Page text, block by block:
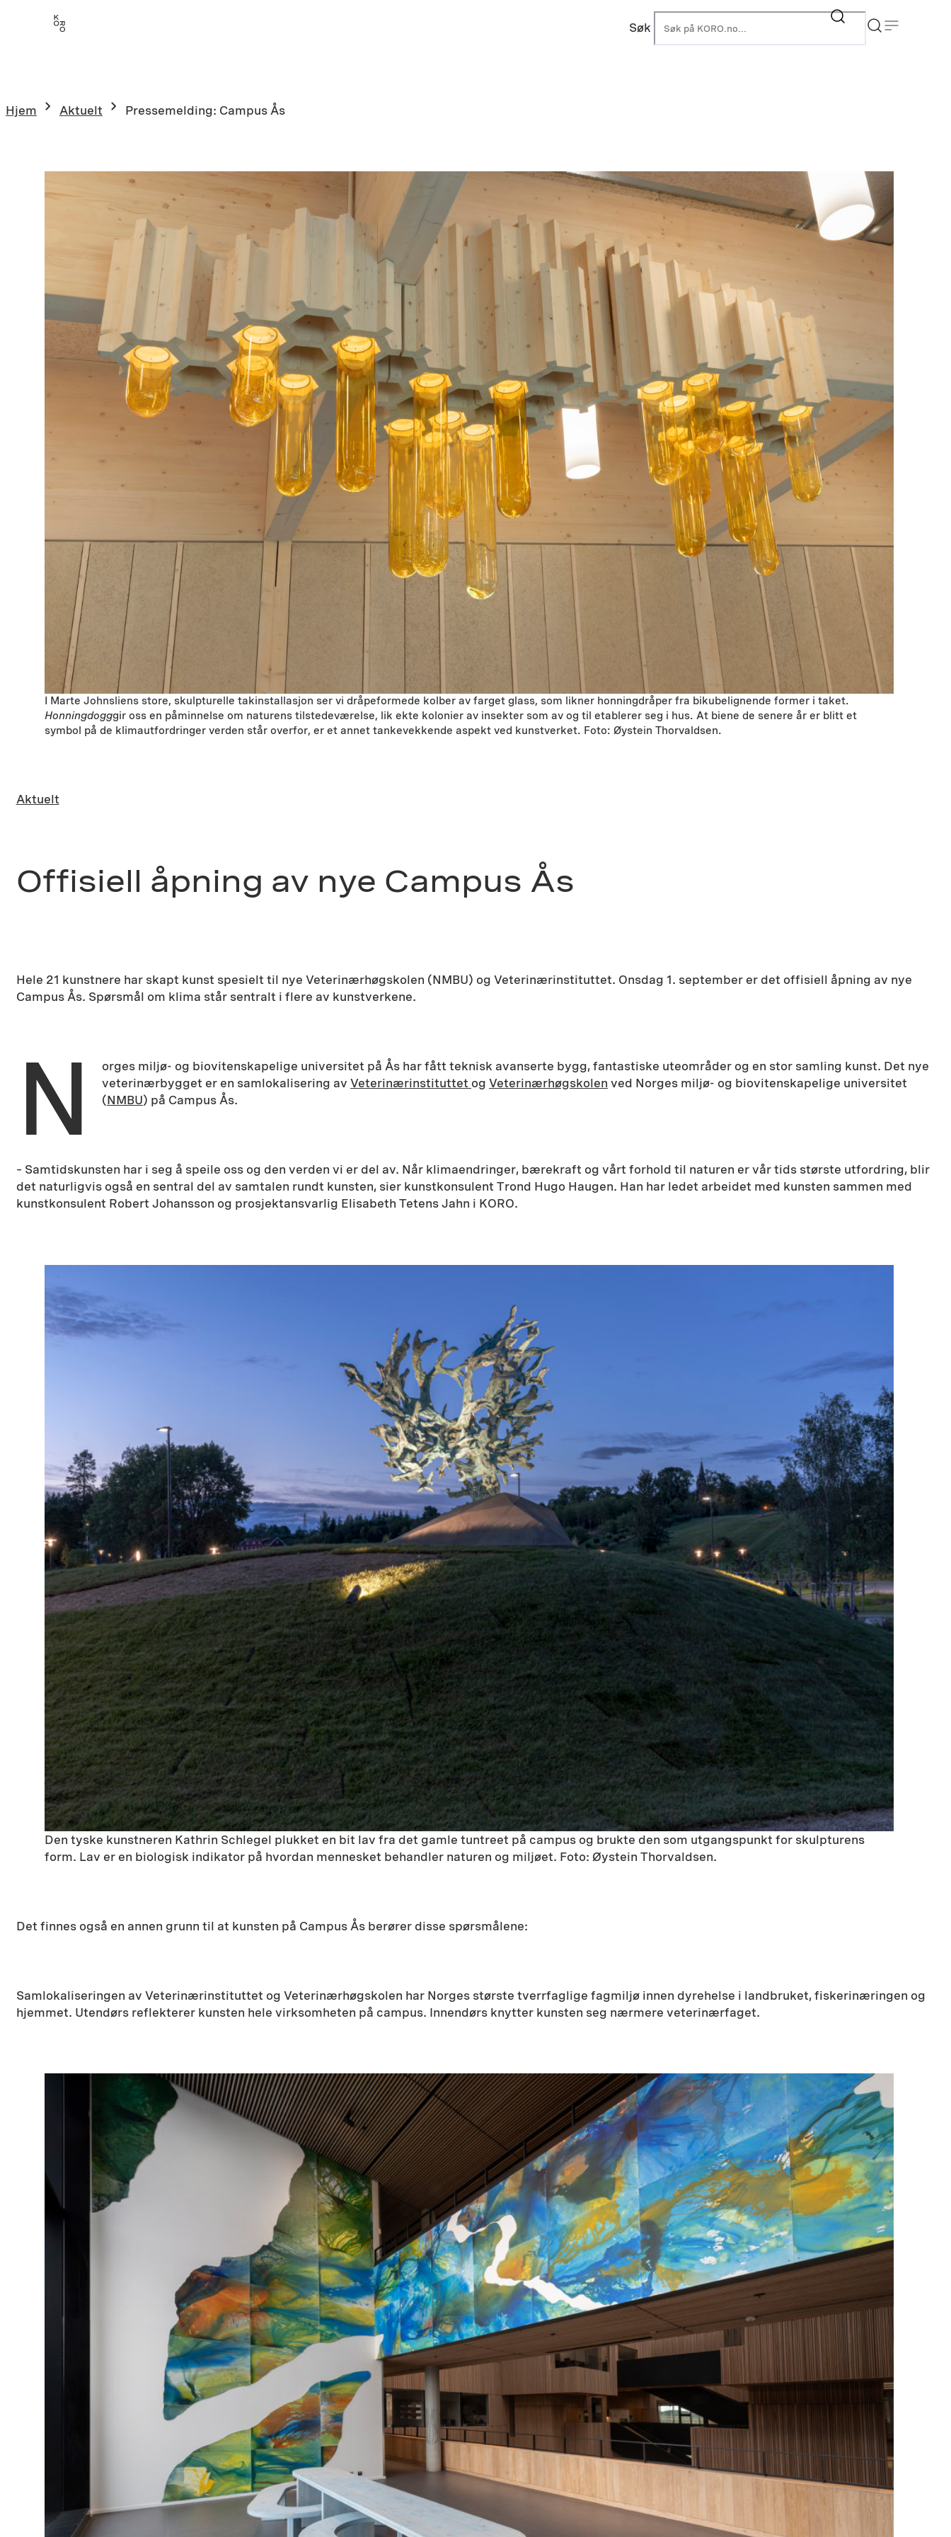
Søk
Hjem Aktuelt Pressemelding: Campus Ås
I Marte Johnsliens store, skulpturelle takinstallasjon ser vi dråpeformede kolber av farget glass, som likner honningdråper fra bikubelignende former i taket.
Honningdogggir oss en påminnelse om naturens tilstedeværelse, lik ekte kolonier av insekter som av og til etablerer seg i hus. At biene de senere år er blitt et
symbol på de klimautfordringer verden står overfor, er et annet tankevekkende aspekt ved kunstverket. Foto: Øystein Thorvaldsen.
Aktuelt
Offisiell åpning av nye Campus Ås
Hele 21 kunstnere har skapt kunst spesielt til nye Veterinærhøgskolen (NMBU) og Veterinærinstituttet. Onsdag 1. september er det offisiell åpning av nye
Campus Ås. Spørsmål om klima står sentralt i flere av kunstverkene.
N
orges miljø- og biovitenskapelige universitet på Ås har fått teknisk avanserte bygg, fantastiske uteområder og en stor samling kunst. Det nye
veterinærbygget er en samlokalisering av Veterinærinstituttet og Veterinærhøgskolen ved Norges miljø- og biovitenskapelige universitet
(NMBU) på Campus Ås.
– Samtidskunsten har i seg å speile oss og den verden vi er del av. Når klimaendringer, bærekraft og vårt forhold til naturen er vår tids største utfordring, blir
det naturligvis også en sentral del av samtalen rundt kunsten, sier kunstkonsulent Trond Hugo Haugen. Han har ledet arbeidet med kunsten sammen med
kunstkonsulent Robert Johansson og prosjektansvarlig Elisabeth Tetens Jahn i KORO.
Den tyske kunstneren Kathrin Schlegel plukket en bit lav fra det gamle tuntreet på campus og brukte den som utgangspunkt for skulpturens
form. Lav er en biologisk indikator på hvordan mennesket behandler naturen og miljøet. Foto: Øystein Thorvaldsen.
Det finnes også en annen grunn til at kunsten på Campus Ås berører disse spørsmålene:
Samlokaliseringen av Veterinærinstituttet og Veterinærhøgskolen har Norges største tverrfaglige fagmiljø innen dyrehelse i landbruket, fiskerinæringen og
hjemmet. Utendørs reflekterer kunsten hele virksomheten på campus. Innendørs knytter kunsten seg nærmere veterinærfaget.